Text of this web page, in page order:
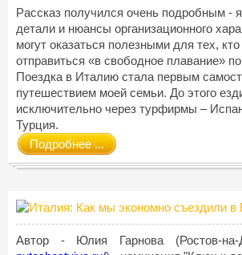
Рассказ получился очень подробным -
детали и нюансы организационного
могут оказаться полезными для тех,
отправиться «в свободное плавание»
Поездка в Италию стала первым
путешествием моей семьи. До этого
исключительно через турфирмы –
Турция.
Подробнее ...
Автор - Юлия Гарнова (Ростов-на-